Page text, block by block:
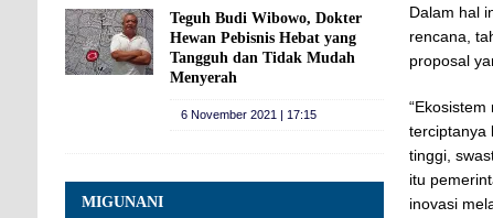
Dalam hal
rencana,
proposal
terciptanya
tinggi,
itu
inovasi
Teguh Budi Wibowo, Dokter
Hewan Pebisnis Hebat yang
Tangguh dan Tidak Mudah
Menyerah
6 November 2021 | 17:15
MIGUNANI